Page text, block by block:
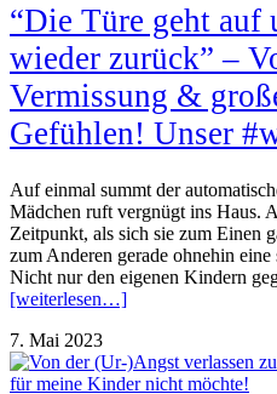
“Die Türe geht auf
wieder zurück” –
Vermissung &
Gefühlen! Unser
Auf einmal summt der
Mädchen ruft vergnügt ins Haus.
Zeitpunkt, als sich sie zum Einen
zum Anderen gerade ohnehin
Nicht nur den eigenen Kindern
[weiterlesen…]
7. Mai 2023